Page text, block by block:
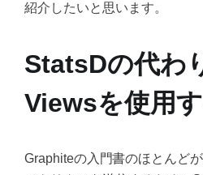
紹介したいと思います。
StatsDの代わ
Viewsを使用
Graphiteの入門書のほとんど